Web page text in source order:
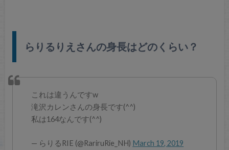
らりるりえさんの身長はどのくらい？
これは違うんですw
滝沢カレンさんの身長です(^^)
私は164なんです(^^)
— らりるRIE (@RariruRie_NH) March 19, 2019